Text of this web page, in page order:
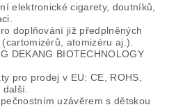
elektronické cigarety, doutníků,
doplňování již předplněných
atomizéru aj.).
DEKANG BIOTECHNOLOGY
pro prodej v EU: CE, ROHS,
uzávěrem s dětskou